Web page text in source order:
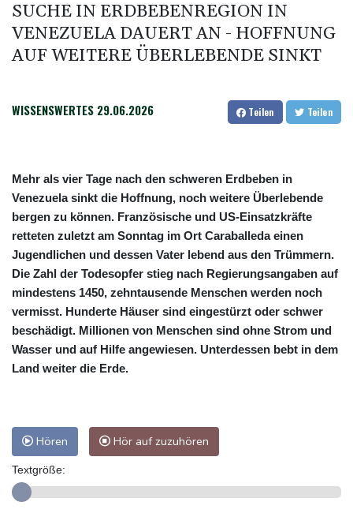
Russland weist Verantwortung für Drohnenvorfall an Leipziger
Flughafen zurück
US-Berufungsgericht bestätigt Aussetzung von Trumps
SUCHE IN ERDBEBENREGION IN
VENEZUELA DAUERT AN - HOFFNUNG
AUF WEITERE ÜBERLEBENDE SINKT
WISSENSWERTES 29.06.2026 Teilen Teilen
Mehr als vier Tage nach den schweren Erdbeben in
Venezuela sinkt die Hoffnung, noch weitere Überlebende
bergen zu können. Französische und US-Einsatzkräfte
retteten zuletzt am Sonntag im Ort Caraballeda einen
Jugendlichen und dessen Vater lebend aus den Trümmern.
Die Zahl der Todesopfer stieg nach Regierungsangaben auf
mindestens 1450, zehntausende Menschen werden noch
vermisst. Hunderte Häuser sind eingestürzt oder schwer
beschädigt. Millionen von Menschen sind ohne Strom und
Wasser und auf Hilfe angewiesen. Unterdessen bebt in dem
Land weiter die Erde.
Hören Hör auf zuzuhören
Textgröße: